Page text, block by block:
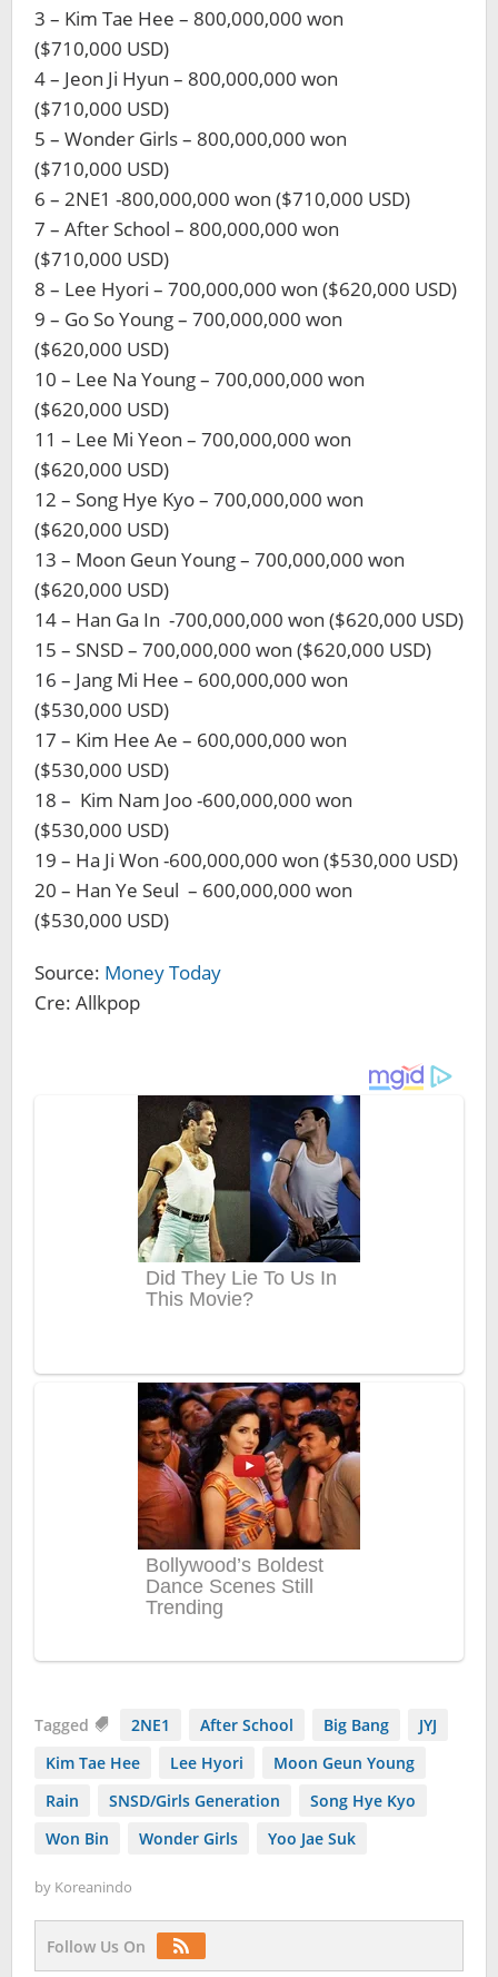
3 – Kim Tae Hee – 800,000,000 won
($710,000 USD)
4 – Jeon Ji Hyun – 800,000,000 won
($710,000 USD)
5 – Wonder Girls – 800,000,000 won
($710,000 USD)
6 – 2NE1 -800,000,000 won ($710,000 USD)
7 – After School – 800,000,000 won
($710,000 USD)
8 – Lee Hyori – 700,000,000 won ($620,000 USD)
9 – Go So Young – 700,000,000 won
($620,000 USD)
10 – Lee Na Young – 700,000,000 won
($620,000 USD)
11 – Lee Mi Yeon – 700,000,000 won
($620,000 USD)
12 – Song Hye Kyo – 700,000,000 won
($620,000 USD)
13 – Moon Geun Young – 700,000,000 won
($620,000 USD)
14 – Han Ga In -700,000,000 won ($620,000 USD)
15 – SNSD – 700,000,000 won ($620,000 USD)
16 – Jang Mi Hee – 600,000,000 won
($530,000 USD)
17 – Kim Hee Ae – 600,000,000 won
($530,000 USD)
18 – Kim Nam Joo -600,000,000 won
($530,000 USD)
19 – Ha Ji Won -600,000,000 won ($530,000 USD)
20 – Han Ye Seul – 600,000,000 won
($530,000 USD)
Source: Money Today
Cre: Allkpop
Tagged 2NE1 After School Big Bang
JYJ
Kim Tae Hee
Lee Hyori
Moon Geun Young
Rain
SNSD/Girls Generation
Song Hye Kyo
Won Bin
Wonder Girls Yoo Jae Suk
by Koreanindo
Follow Us On